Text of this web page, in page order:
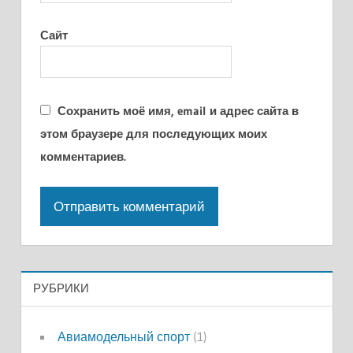
Сайт
Сохранить моё имя, email и адрес сайта в
этом браузере для последующих моих
комментариев.
РУБРИКИ
Авиамодельный спорт(1)